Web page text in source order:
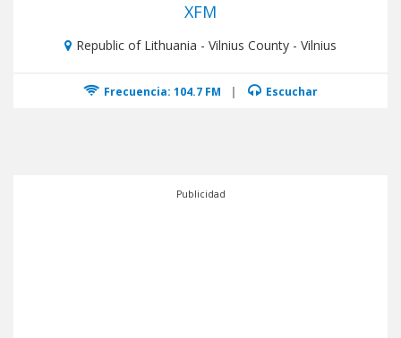
XFM
Republic of Lithuania - Vilnius County - Vilnius
Frecuencia: 104.7 FM | Escuchar
Publicidad